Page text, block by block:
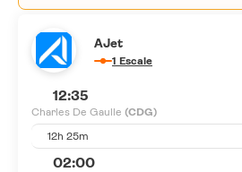
AJet
1 Escale
12:35
Charles De Gaulle (CDG)
12h 25m
02:00